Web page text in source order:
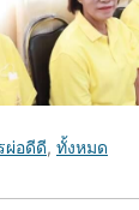
ผ่อดีดี, ทั้งหมด